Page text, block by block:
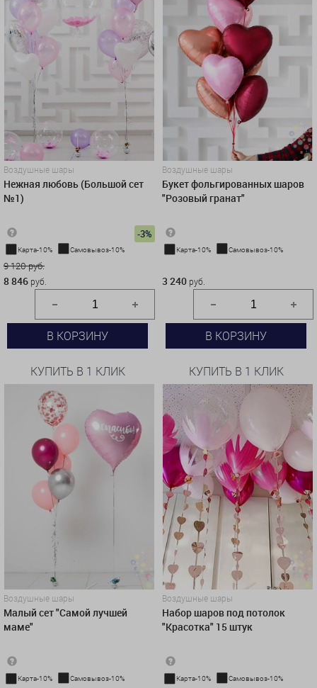
Воздушные шары
Нежная любовь (Большой сет
№1)
-3%
Карта-10% Самовывоз-10%
9 120 руб.
8 846 руб.
В КОРЗИНУ
КУПИТЬ В 1 КЛИК
Воздушные шары
Букет фольгированных шаров
"Розовый гранат"
Карта-10% Самовывоз-10%
3 240 руб.
В КОРЗИНУ
КУПИТЬ В 1 КЛИК
Воздушные шары
Малый сет "Самой лучшей
маме"
Карта-10% Самовывоз-10%
Воздушные шары
Набор шаров под потолок
"Красотка" 15 штук
Карта-10% Самовывоз-10%